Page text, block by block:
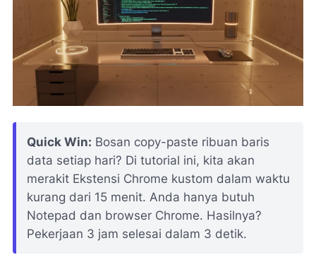
Quick Win: Bosan copy-paste ribuan baris
data setiap hari? Di tutorial ini, kita akan
merakit Ekstensi Chrome kustom dalam waktu
kurang dari 15 menit. Anda hanya butuh
Notepad dan browser Chrome. Hasilnya?
Pekerjaan 3 jam selesai dalam 3 detik.